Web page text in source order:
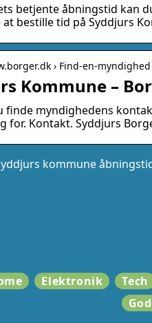
betjente åbningstid kan
at bestille tid på Syddjurs
› Find-en-
Kommune –
finde myndighedens
for. Kontakt. Syddjurs
kommune
Elektronik Tech